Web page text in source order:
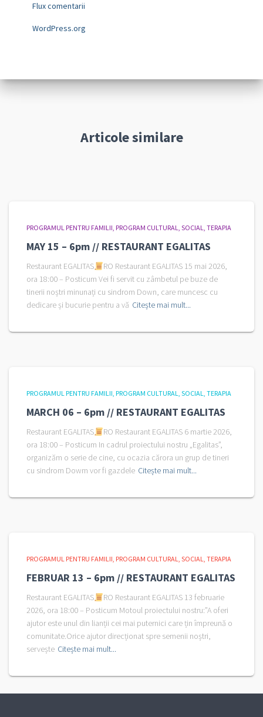
Flux comentarii
WordPress.org
Articole similare
PROGRAMUL PENTRU FAMILII PROGRAM CULTURAL SOCIAL TERAPIA
MAY 15 – 6pm // RESTAURANT EGALITAS
Restaurant EGALITAS
RO Restaurant EGALITAS 15 mai 2026,
ora 18:00 – Posticum Vei fi servit cu zâmbetul pe buze de
tinerii noștri minunați cu sindrom Down, care muncesc cu
dedicare și bucurie pentru a vă Citește mai mult...
PROGRAMUL PENTRU FAMILII PROGRAM CULTURAL SOCIAL TERAPIA
MARCH 06 – 6pm // RESTAURANT EGALITAS
Restaurant EGALITAS
RO Restaurant EGALITAS 6 martie 2026,
ora 18:00 – Posticum In cadrul proiectului nostru „Egalitas”,
organizăm o serie de cine, cu ocazia cărora un grup de tineri
cu sindrom Dowm vor fi gazdele Citește mai mult...
PROGRAMUL PENTRU FAMILII PROGRAM CULTURAL SOCIAL TERAPIA
FEBRUAR 13 – 6pm // RESTAURANT EGALITAS
Restaurant EGALITAS
RO Restaurant EGALITAS 13 februarie
2026, ora 18:00 – Posticum Motoul proiectului nostru:”A oferi
ajutor este unul din lianții cei mai puternici care țin împreună o
comunitate.Orice ajutor direcționat spre semenii noștri,
servește Citește mai mult...